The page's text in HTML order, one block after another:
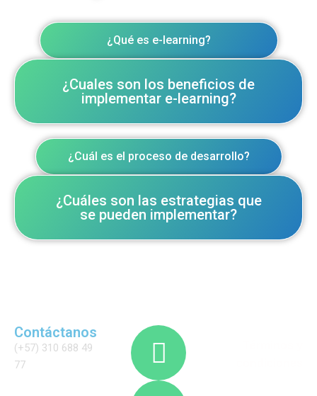
¿Qué es e-learning?
¿Cuales son los beneficios de
implementar e-learning?
¿Cuál es el proceso de desarrollo?
¿Cuáles son las estrategias que
se pueden implementar?
Contáctanos
(+57) 310 688 49
77